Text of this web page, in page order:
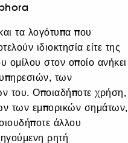
τα λογότυπα που
ιδιοκτησία είτε της
ομίλου στον οποίο ανήκει
των
του. Οποιαδήποτε χρήση,
των εμπορικών σημάτων,
άλλου
ρητή